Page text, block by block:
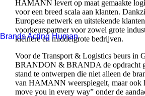
Brands Acting Human
HAMANN levert op maat gemaakte
voor een breed scala aan klanten.
Europese netwerk en uitstekende
voorkeurspartner voor zowel grote
kleinere en middelgrote bedrijven.
Voor de Transport & Logistics beurs in
BRANDON & BRANDA de opdracht
stand te ontwerpen die niet alleen de
van HAMANN weerspiegelt, maar ook
move you in every way” onder de